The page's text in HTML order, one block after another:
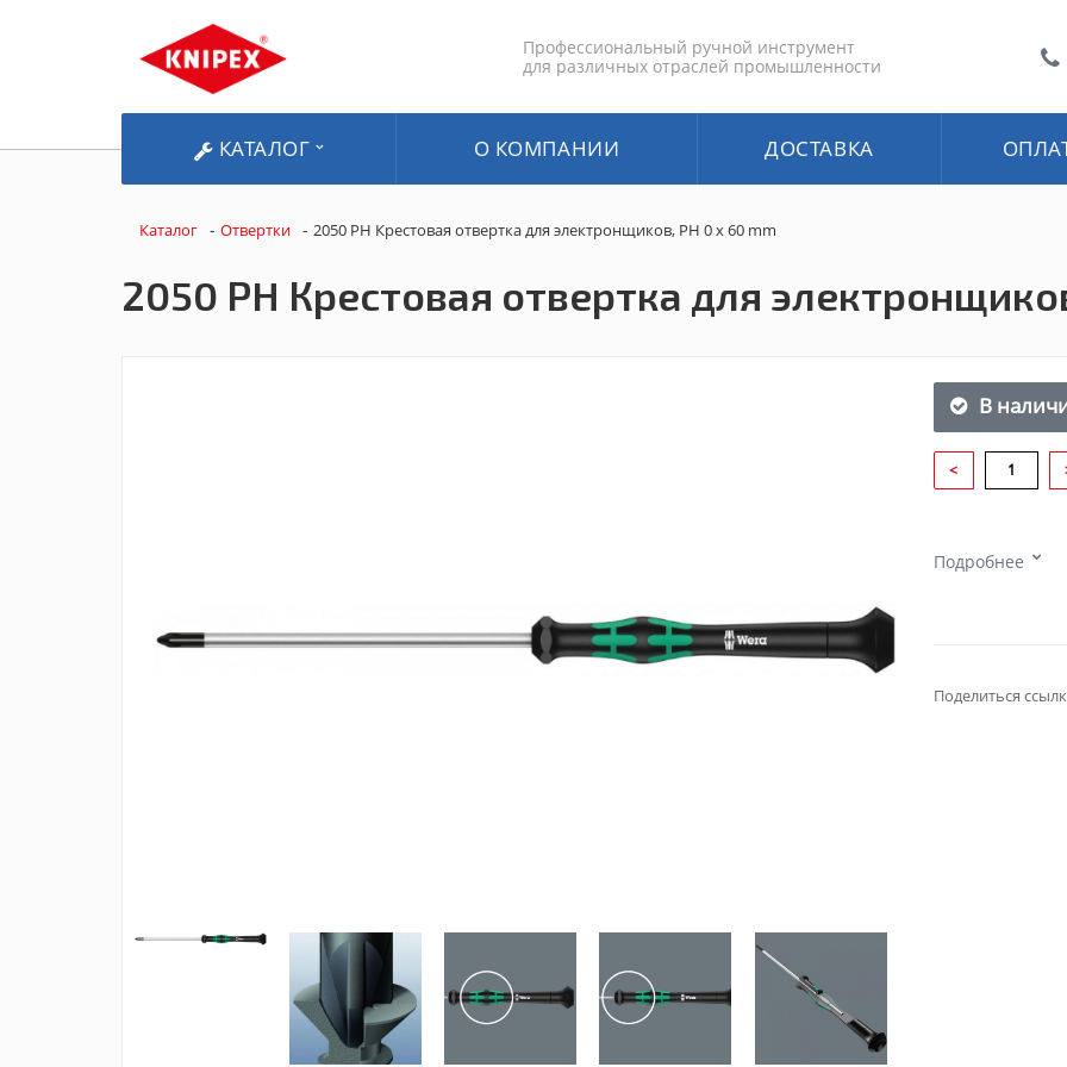
Профессиональный ручной инструмент
для различных отраслей промышленности
КАТАЛОГ О КОМПАНИИ ДОСТАВКА
Каталог - Отвертки - 2050 PH Крестовая отвертка для электронщиков, PH 0 x 60 mm
2050 PH Крестовая отвертка для
В
<
Подробнее
Поделиться